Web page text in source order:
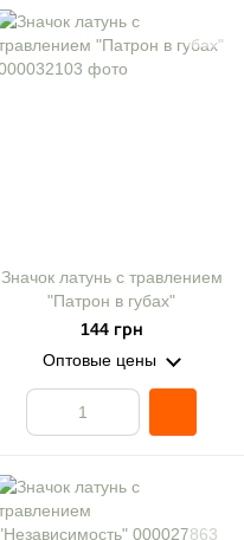
Значок латунь с травлением
"Патрон в губах"
144 грн
Оптовые цены